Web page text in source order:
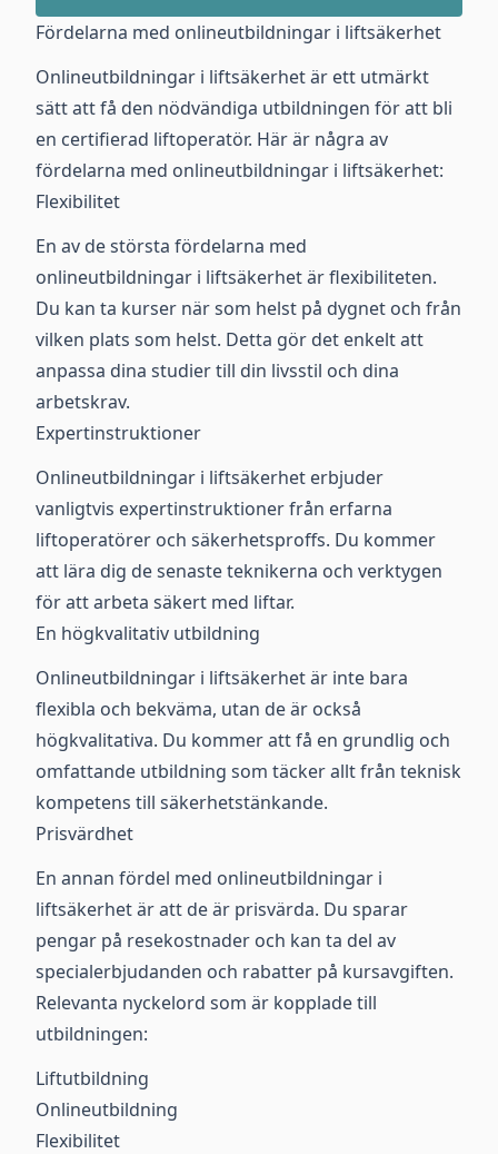
Fördelarna med onlineutbildningar i liftsäkerhet
Onlineutbildningar i liftsäkerhet är ett utmärkt
sätt att få den nödvändiga utbildningen för att bli
en certifierad liftoperatör. Här är några av
fördelarna med onlineutbildningar i liftsäkerhet:
Flexibilitet
En av de största fördelarna med
onlineutbildningar i liftsäkerhet är flexibiliteten.
Du kan ta kurser när som helst på dygnet och från
vilken plats som helst. Detta gör det enkelt att
anpassa dina studier till din livsstil och dina
arbetskrav.
Expertinstruktioner
Onlineutbildningar i liftsäkerhet erbjuder
vanligtvis expertinstruktioner från erfarna
liftoperatörer och säkerhetsproffs. Du kommer
att lära dig de senaste teknikerna och verktygen
för att arbeta säkert med liftar.
En högkvalitativ utbildning
Onlineutbildningar i liftsäkerhet är inte bara
flexibla och bekväma, utan de är också
högkvalitativa. Du kommer att få en grundlig och
omfattande utbildning som täcker allt från teknisk
kompetens till säkerhetstänkande.
Prisvärdhet
En annan fördel med onlineutbildningar i
liftsäkerhet är att de är prisvärda. Du sparar
pengar på resekostnader och kan ta del av
specialerbjudanden och rabatter på kursavgiften.
Relevanta nyckelord som är kopplade till
utbildningen:
Liftutbildning
Onlineutbildning
Flexibilitet